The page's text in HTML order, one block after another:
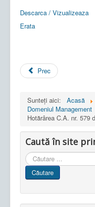
Descarca / Vizualizeaza
Erata
Prec
Sunteți aici: Acasă
Domeniul Management
Hotărârea C.A. nr. 579
Caută în site
Cauta
in
site
Căutare